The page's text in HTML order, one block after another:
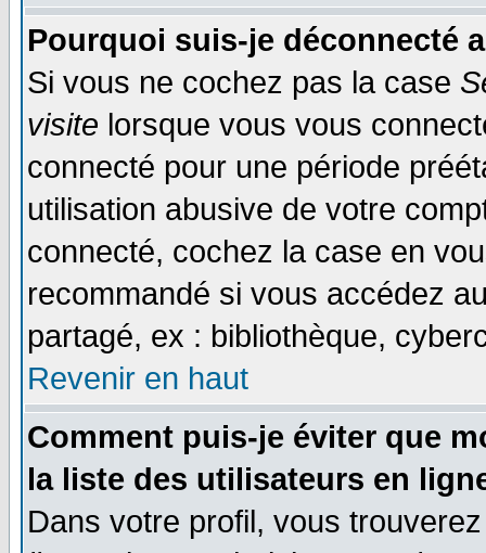
Pourquoi suis-je déconnecté
Si vous ne cochez pas la case
visite lorsque vous vous
connecté pour une période
utilisation abusive de votre
connecté, cochez la case en
recommandé si vous accédez
partagé, ex : bibliothèque,
Revenir en haut
Comment puis-je éviter que
la liste des utilisateurs en
Dans votre profil, vous